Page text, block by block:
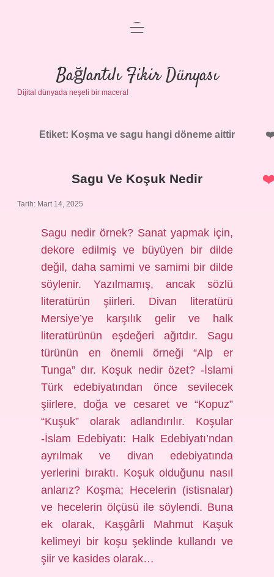
Anasayfa
Gizlilik Politikası
Yasal Uyarı
menüyü
Bağlantılı Fikir Dünyası
Dijital dünyada neşeli bir macera!
Etiket: Koşma ve sagu hangi döneme aittir
Sagu Ve Koşuk Nedir
Tarih: Mart 14, 2025
Sagu nedir örnek? Sanat yapmak için,
dekore edilmiş ve büyüyen bir dilde
değil, daha samimi ve samimi bir dilde
söylenir. Yazılmamış, ancak sözlü
literatürün şiirleri. Divan literatürü
Mersiye’ye karşılık gelir ve halk
literatürünün eşdeğeri ağıtdır. Sagu
türünün en önemli örneği “Alp er
Tunga” dır. Koşuk nedir özet? -İslami
Türk edebiyatından önce sevilecek
şiirlere, doğa ve cesaret ve “Kopuz”
“Kuşuk” olarak adlandırılır. Koşular
-İslam Edebiyatı: Halk Edebiyatı’ndan
ayrılmak ve divan edebiyatında
yerlerini bıraktı. Koşuk olduğunu nasıl
anlarız? Koşma; Hecelerin (istisnalar)
ve hecelerin ölçüsü ile söylendi. Buna
ek olarak, Kaşgârli Mahmut Kaşuk
kelimeyi bir koşu şeklinde kullandı ve
şiir ve kasides olarak…